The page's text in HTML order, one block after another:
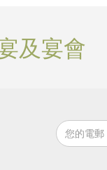
及宴會